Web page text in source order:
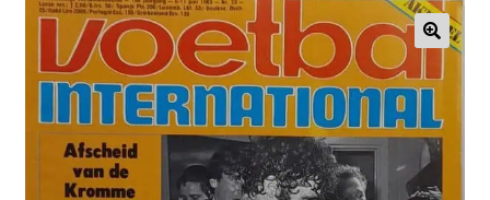
VI’s met Hollandse Velden
VI’s met Posters